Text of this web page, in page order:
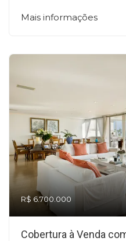
Mais informações
R$ 6.700.000
Cobertura à Venda